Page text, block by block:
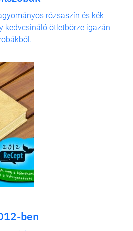
rózsaszín és kék
kedvcsináló ötletbörze igazán
ben